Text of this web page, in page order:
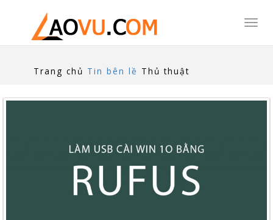
Trang chủ Tin bên lề Thủ thuật